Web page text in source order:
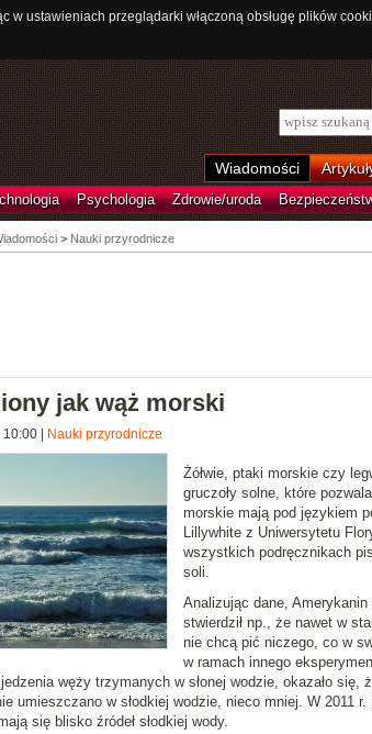
w ustawieniach przeglądarki włączoną obsługę plików
Wiadomości
Psychologia Zdrowie/uroda
> Nauki przyrodnicze
jak wąż morski
10:00| Nauki przyrodnicze
Żółwie, ptaki morskie czy
gruczoły solne, które
morskie mają pod językiem
Lillywhite z Uniwersytetu
wszystkich podręcznikach
soli.
Analizując dane,
stwierdził np., że nawet w
nie chcą pić niczego, co w
w ramach innego
węży trzymanych w słonej wodzie, okazało
umieszczano w słodkiej wodzie, nieco mniej. W 2011
się blisko źródeł słodkiej wody.